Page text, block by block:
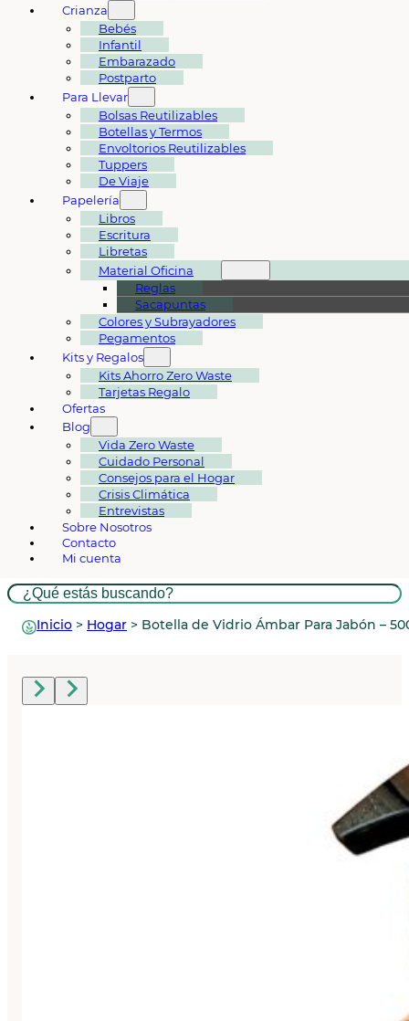
Crianza
Bebés
Infantil
Embarazado
Postparto
Para Llevar
Bolsas Reutilizables
Botellas y Termos
Envoltorios Reutilizables
Tuppers
De Viaje
Papelería
Libros
Escritura
Libretas
Material Oficina
Reglas
Sacapuntas
Colores y Subrayadores
Pegamentos
Kits y Regalos
Kits Ahorro Zero Waste
Tarjetas Regalo
Ofertas
Blog
Vida Zero Waste
Cuidado Personal
Consejos para el Hogar
Crisis Climática
Entrevistas
Sobre Nosotros
Contacto
Mi cuenta
Buscar
Inicio > Hogar > Botella de Vidrio Ámbar Para Jabón –